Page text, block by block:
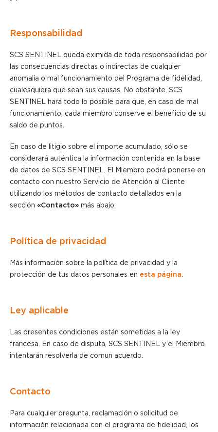
Responsabilidad
SCS SENTINEL queda eximida de toda responsabilidad por
las consecuencias directas o indirectas de cualquier
anomalía o mal funcionamiento del Programa de fidelidad,
cualesquiera que sean sus causas. No obstante, SCS
SENTINEL hará todo lo posible para que, en caso de mal
funcionamiento, cada miembro conserve el beneficio de su
saldo de puntos.
En caso de litigio sobre el importe acumulado, sólo se
considerará auténtica la información contenida en la base
de datos de SCS SENTINEL. El Miembro podrá ponerse en
contacto con nuestro Servicio de Atención al Cliente
utilizando los métodos de contacto detallados en la
sección «Contacto» más abajo.
Política de privacidad
Más información sobre la política de privacidad y la
protección de tus datos personales en esta página.
Ley aplicable
Las presentes condiciones están sometidas a la ley
francesa. En caso de disputa, SCS SENTINEL y el Miembro
intentarán resolverla de comun acuerdo.
Contacto
Para cualquier pregunta, reclamación o solicitud de
información relacionada con el programa de fidelidad, los